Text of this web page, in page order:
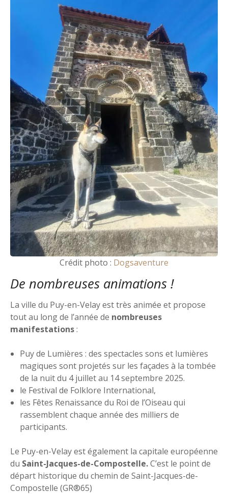
Crédit photo : Dogsaventure
De nombreuses animations !
La ville du Puy-en-Velay est très animée et propose
tout au long de l’année de nombreuses
manifestations:
Puy de Lumières : des spectacles sons et lumières
magiques sont projetés sur les façades à la tombée
de la nuit du 4 juillet au 14 septembre 2025.
le Festival de Folklore International,
les Fêtes Renaissance du Roi de l’Oiseau qui
rassemblent chaque année des milliers de
participants.
Le Puy-en-Velay est également la capitale européenne
du Saint-Jacques-de-Compostelle.C’est le point de
départ historique du chemin de Saint-Jacques-de-
Compostelle (GR®65)